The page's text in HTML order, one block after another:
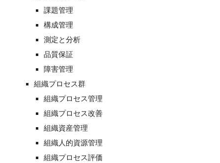
課題管理
構成管理
測定と分析
品質保証
障害管理
組織プロセス群
組織プロセス管理
組織プロセス改善
組織資産管理
組織人的資源管理
組織プロセス評価